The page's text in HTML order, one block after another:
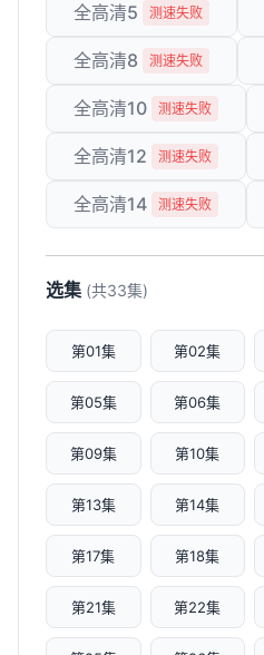
全高清5 测速失败
全高清8 测速失败
全高清10 测速失败
全高清12 测速失败
全高清14 测速失败
选集 (共33集)
第01集 第02集
第05集 第06集
第09集 第10集
第13集 第14集
第17集 第18集
第21集 第22集